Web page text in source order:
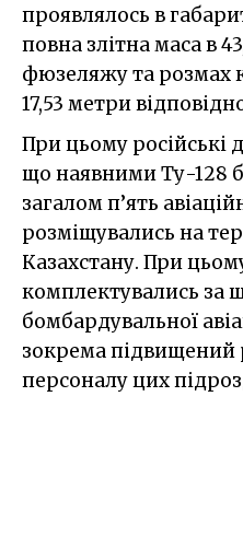
проявлялось в
повна злітна маса в
фюзеляжу та розмах
17,53 метри
При цьому
що наявними Ту-128
загалом п’ять
розміщувались на
Казахстану. При
комплектувались за
бомбардувальної
зокрема підвищений
персоналу цих